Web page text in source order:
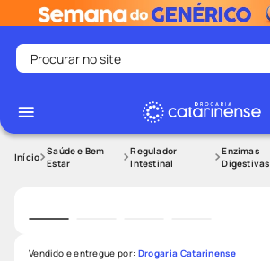
Procurar no site
1
2 º
medley
Saúde e Bem
Estar
Regulador
Intestinal
Enzimas
Digestivas
Vendido e entregue por: Drogaria Catarinense